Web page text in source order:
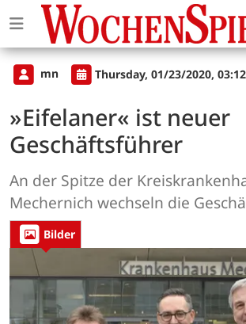
mn Thursday, 01/23/2020,
»Eifelaner« ist neuer
Geschäftsführer
An der Spitze der
Mechernich wechseln die
Bilder